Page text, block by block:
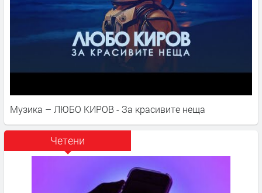
Музика – ЛЮБО КИРОВ - За красивите неща
Четени